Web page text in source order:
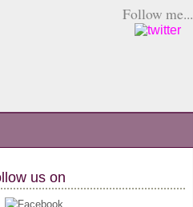
Follow me...
us on